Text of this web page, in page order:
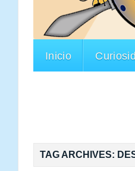
Inicio
TAG ARCHIVES: